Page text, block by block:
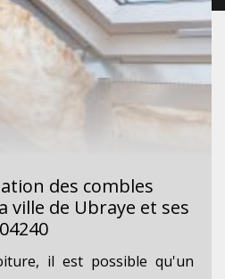
des combles
ville de Ubraye et ses
il est possible qu'un